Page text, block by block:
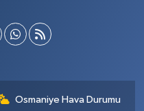
Osmaniye Hava Durumu